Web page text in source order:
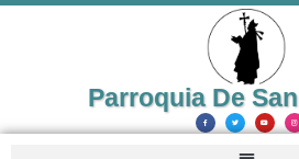
Parroquia De